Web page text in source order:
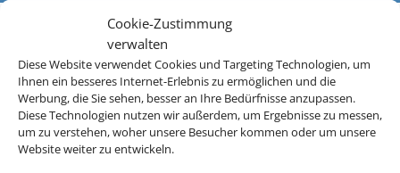
Cookie-Zustimmung
verwalten
Diese Website verwendet Cookies und Targeting Technologien, um
Ihnen ein besseres Internet-Erlebnis zu ermöglichen und die
Werbung, die Sie sehen, besser an Ihre Bedürfnisse anzupassen.
Diese Technologien nutzen wir außerdem, um Ergebnisse zu messen,
um zu verstehen, woher unsere Besucher kommen oder um unsere
Website weiter zu entwickeln.
Die Abwicklung der Buchung übernimmt Schmetterling
International GmbH & Co.KG im Auftrag des Webseiteninhabers.